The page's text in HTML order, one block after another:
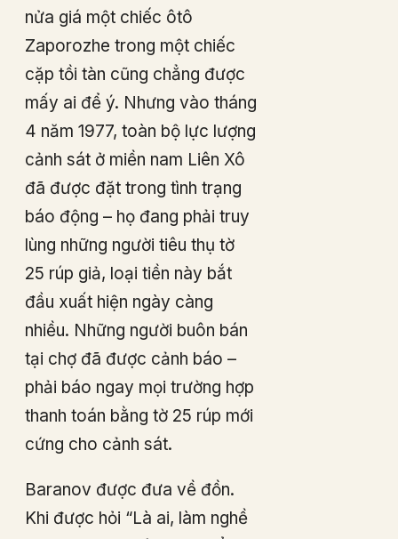
nửa giá một chiếc ôtô
Zaporozhe trong một chiếc
cặp tồi tàn cũng chẳng được
mấy ai để ý. Nhưng vào tháng
4 năm 1977, toàn bộ lực lượng
cảnh sát ở miền nam Liên Xô
đã được đặt trong tình trạng
báo động – họ đang phải truy
lùng những người tiêu thụ tờ
25 rúp giả, loại tiền này bắt
đầu xuất hiện ngày càng
nhiều. Những người buôn bán
tại chợ đã được cảnh báo –
phải báo ngay mọi trường hợp
thanh toán bằng tờ 25 rúp mới
cứng cho cảnh sát.
Baranov được đưa về đồn.
Khi được hỏi “Là ai, làm nghề